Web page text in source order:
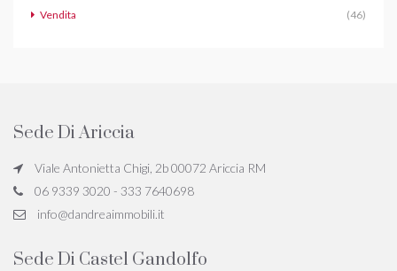
Vendita
(46)
Sede Di Ariccia
Viale Antonietta Chigi, 2b 00072 Ariccia RM
06 9339 3020 - 333 7640698
info@dandreaimmobili.it
Sede Di Castel Gandolfo